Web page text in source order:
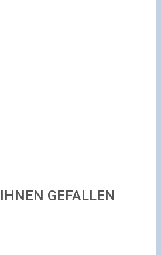
GEFALLEN